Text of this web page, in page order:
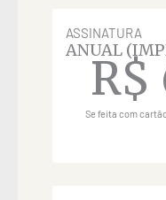
ASSINATURA
ANUAL
R$
Se feita com